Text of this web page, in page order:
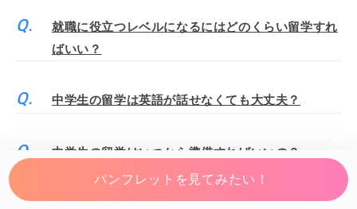
就職に役立つレベルになるにはどのくらい留学すれ
ばいい？
中学生の留学は英語が話せなくても大丈夫？
中学生の留学はいつから準備すればいいの？
短期留学ではどんな資格が取得できる？
パンフレットを見てみたい！